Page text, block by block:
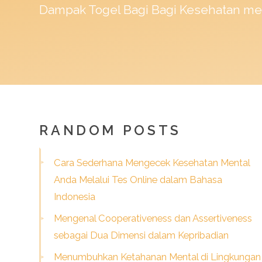
Dampak TogelBagi Bagi Kesehatan
RANDOM POSTS
Cara Sederhana Mengecek Kesehatan Mental
Anda Melalui Tes Online dalam Bahasa
Indonesia
Mengenal Cooperativeness dan Assertiveness
sebagai Dua Dimensi dalam Kepribadian
Menumbuhkan Ketahanan Mental di Lingkungan